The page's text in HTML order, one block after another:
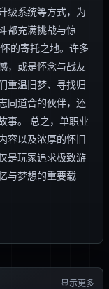
级系统等方式，为
都充满挑战与惊
的寄托之地。许多
，或是怀念与战友
重温旧梦、寻找归
同道合的伙伴，还
事。 总之，单职业
容以及浓厚的怀旧
是玩家追求极致游
与梦想的重要载
显示更多